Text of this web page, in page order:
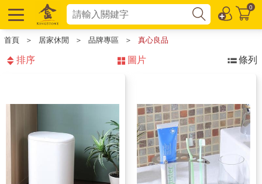
0
首頁 ＞ 居家休閒 ＞ 品牌專區 ＞ 真心良品
排序 圖片 條列